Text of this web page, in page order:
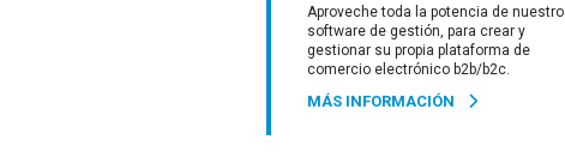
Aproveche toda la potencia de nuestro
software de gestión, para crear y
gestionar su propia plataforma de
comercio electrónico b2b/b2c.
MÁS INFORMACIÓN